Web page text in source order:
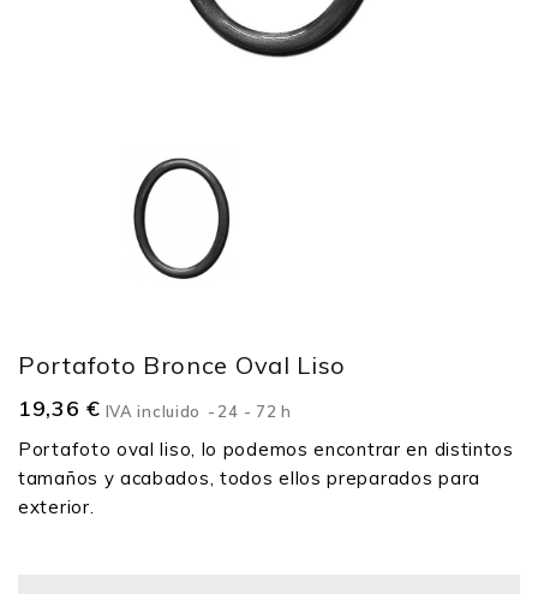
Portafoto Bronce Oval Liso
19,36 € IVA incluido 24 - 72 h
Portafoto oval liso, lo podemos encontrar en distintos
tamaños y acabados, todos ellos preparados para
exterior.